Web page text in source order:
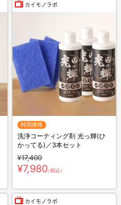
カイモノラボ
特別価格
洗浄コーティング剤 光っ輝(ひ
かってる)／3本セット
¥17,400
¥7,980（税込）
カイモノラボ